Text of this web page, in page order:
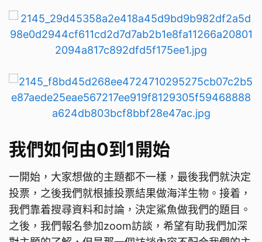
我們如何由0到1開始
一開始，大家想做的主題都不一樣，最後我們就決定
投票，之後我們就根據投票結果做海洋生物。接着，
我們靠着搜尋資料和討論，決定鯊魚做我們的題目。
之後，我們報名參加zoom訪談，希望有助我們加深